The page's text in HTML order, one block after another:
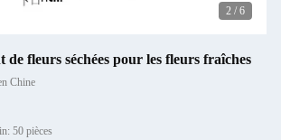
2 / 6
de fleurs séchées pour les fleurs fraîches
Chine
50 pièces